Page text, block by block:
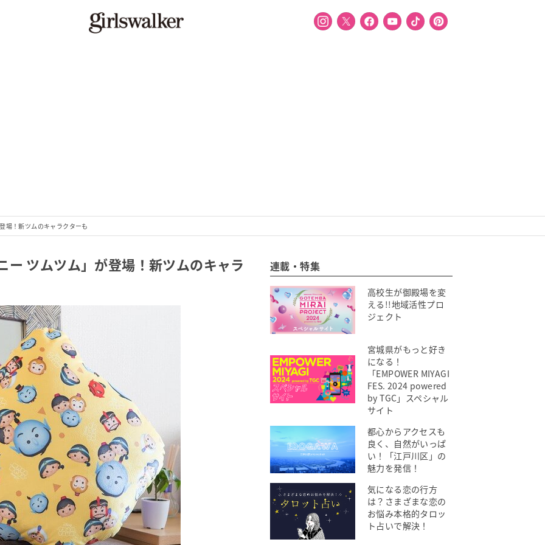
場！新ツムのキャラクターも
ー ツムツム」が登場！新ツムのキャラ 連載・特集
高校生が御殿場を変
える!!地域活性プロ
ジェクト
宮城県がもっと好き
になる！
「EMPOWER MIYAGI
FES. 2024 powered
by TGC」スペシャル
サイト
都心からアクセスも
良く、自然がいっぱ
い！「江戸川区」の
魅力を発信！
気になる恋の行方
は？さまざまな恋の
お悩み本格的タロッ
ト占いで解決！